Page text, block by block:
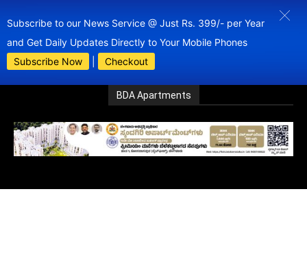
Subscribe to our News Service @ Just Rs. 399/- per Year
and Get Daily Updates Directly to Your Mobile Phones
Subscribe Now
Checkout
BDA Apartments